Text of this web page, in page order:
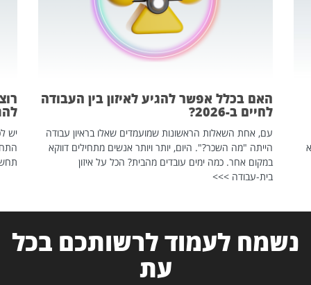
האם בכלל אפשר להגיע לאיזון בין העבודה
לחיים ב-2026?
עם, אחת השאלות הראשונות שמועמדים שאלו בראיון עבודה
הייתה "מה השכר?". היום, יותר ויותר אנשים מתחילים דווקא
במקום אחר. כמה ימים עובדים מהבית? הכל על איזון
בית-עבודה >>>
יש
נשמח לעמוד לרשותכם בכל
עת